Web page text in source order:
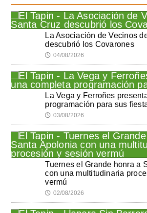
La Asociación de Vecinos
descubrió los Covarones
🕔 04/08/2026
La Vega y Ferroñes
programación para sus
🕔 03/08/2026
Tuernes el Grande honra a
con una multitudinaria
vermú
🕔 02/08/2026